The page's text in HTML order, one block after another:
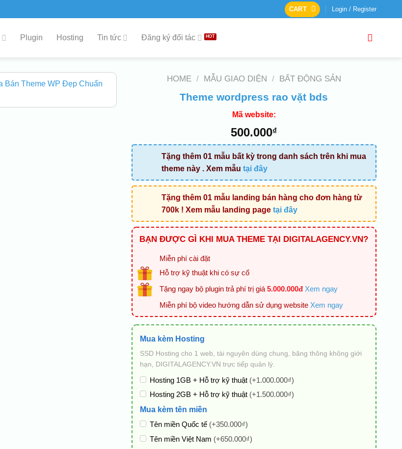
CART Login / Register
Plugin Hosting Tin tức Đăng ký đối tác
HOME / MẪU GIAO DIỆN / BẤT ĐỘNG SẢN
Theme wordpress rao vặt bds
Mã website:
500.000₫
Tặng thêm 01 mẫu bất kỳ trong danh sách trên khi mua
theme này . Xem mẫu tại đây
Tặng thêm 01 mẫu landing bán hàng cho đơn hàng từ
700k ! Xem mẫu landing page tại đây
BẠN ĐƯỢC GÌ KHI MUA THEME TẠI DIGITALAGENCY.VN?
Miễn phí cài đặt
Hỗ trợ kỹ thuật khi có sự cố
Tặng ngay bộ plugin trả phí trị giá 5.000.000đ Xem ngay
Miễn phí bộ video hướng dẫn sử dụng website Xem ngay
Mua kèm Hosting
SSD Hosting cho 1 web, tài nguyên dùng chung, băng thông không giới
hạn, DIGITALAGENCY.VN trực tiếp quản lý.
Hosting 1GB + Hỗ trợ kỹ thuật (+1.000.000₫)
Hosting 2GB + Hỗ trợ kỹ thuật (+1.500.000₫)
Mua kèm tên miền
Tên miền Quốc tế (+350.000₫)
Tên miền Việt Nam (+650.000₫)